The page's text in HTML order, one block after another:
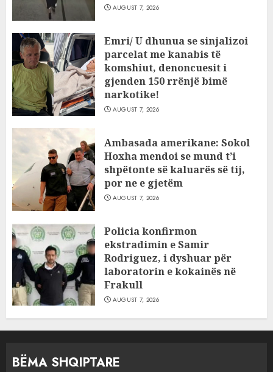
AUGUST 7, 2026
Emri/ U dhunua se sinjalizoi
parcelat me kanabis të
komshiut, denoncuesit i
gjenden 150 rrënjë bimë
narkotike!
AUGUST 7, 2026
Ambasada amerikane: Sokol
Hoxha mendoi se mund t’i
shpëtonte së kaluarës së tij,
por ne e gjetëm
AUGUST 7, 2026
Policia konfirmon
ekstradimin e Samir
Rodriguez, i dyshuar për
laboratorin e kokainës në
Frakull
AUGUST 7, 2026
BËMA SHQIPTARE